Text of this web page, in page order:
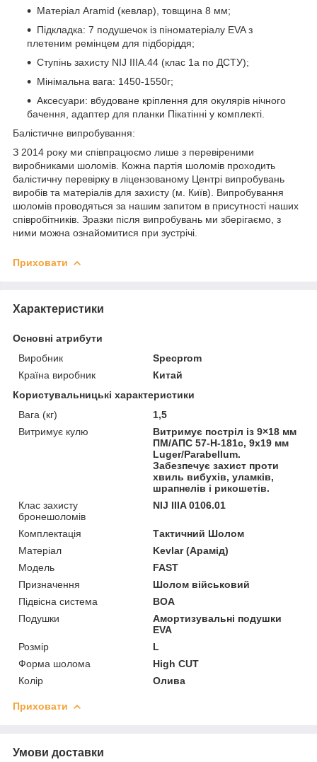
Матеріал Aramid (кевлар), товщина 8 мм;
Підкладка: 7 подушечок із піноматеріалу EVA з
плетеним ремінцем для підборіддя;
Ступінь захисту NIJ IIIA.44 (клас 1а по ДСТУ);
Мінімальна вага: 1450-1550г;
Аксесуари: вбудоване кріплення для окулярів нічного
бачення, адаптер для планки Пікатінні у комплекті.
Балістичне випробування:
З 2014 року ми співпрацюємо лише з перевіреними
виробниками шоломів. Кожна партія шоломів проходить
балістичну перевірку в ліцензованому Центрі випробувань
виробів та матеріалів для захисту (м. Київ). Випробування
шоломів проводяться за нашим запитом в присутності наших
співробітників. Зразки після випробувань ми зберігаємо, з
ними можна ознайомитися при зустрічі.
Приховати
Характеристики
Основні атрибути
Виробник
Specprom
Країна виробник
Китай
Користувальницькі характеристики
Вага (кг)
1,5
Витримує кулю
Витримує постріл із 9×18 мм
ПМ/АПС 57-Н-181с, 9х19 мм
Luger/Parabellum.
Забезпечує захист проти
хвиль вибухів, уламків,
шрапнелів і рикошетів.
Клас захисту
бронешоломів
NIJ IIIA 0106.01
Комплектація
Тактичний Шолом
Матеріал
Kevlar (Арамід)
Мoдель
FAST
Призначення
Шолом військовий
Підвісна система
BOA
Подушки
Амортизувальні подушки
EVA
Розмір
L
Форма шолома
High CUT
Колір
Олива
Приховати
Умови доставки